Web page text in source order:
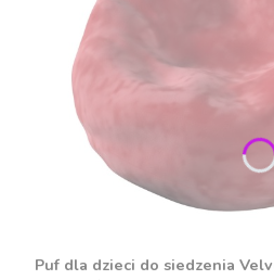
Puf dla dzieci do siedzenia